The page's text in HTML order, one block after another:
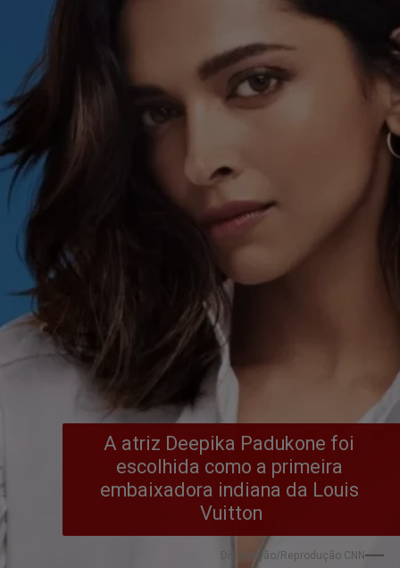
A atriz Deepika Padukone foi
escolhida como a primeira
embaixadora indiana da Louis
Vuitton
Divulgação/Reprodução CNN